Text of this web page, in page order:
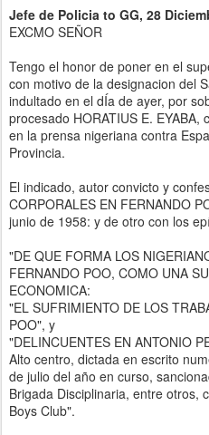
Jefe de Policia to GG, 28
EXCMO SEÑOR
Tengo el honor de poner en el
con motivo de la designacion del
indultado en el dÍa de ayer, por
procesado HORATIUS E.
en la prensa nigeriana contra
Provincia.
El indicado, autor convicto y
CORPORALES EN FERNANDO
junio de 1958: y de otro con los
"DE QUE FORMA LOS
FERNANDO POO, COMO UNA
ECONOMICA:
"EL SUFRIMIENTO DE LOS
POO", y
"DELINCUENTES EN ANTONIO
Alto centro, dictada en escrito
de julio del año en curso,
Brigada Disciplinaria, entre otros,
Boys Club".